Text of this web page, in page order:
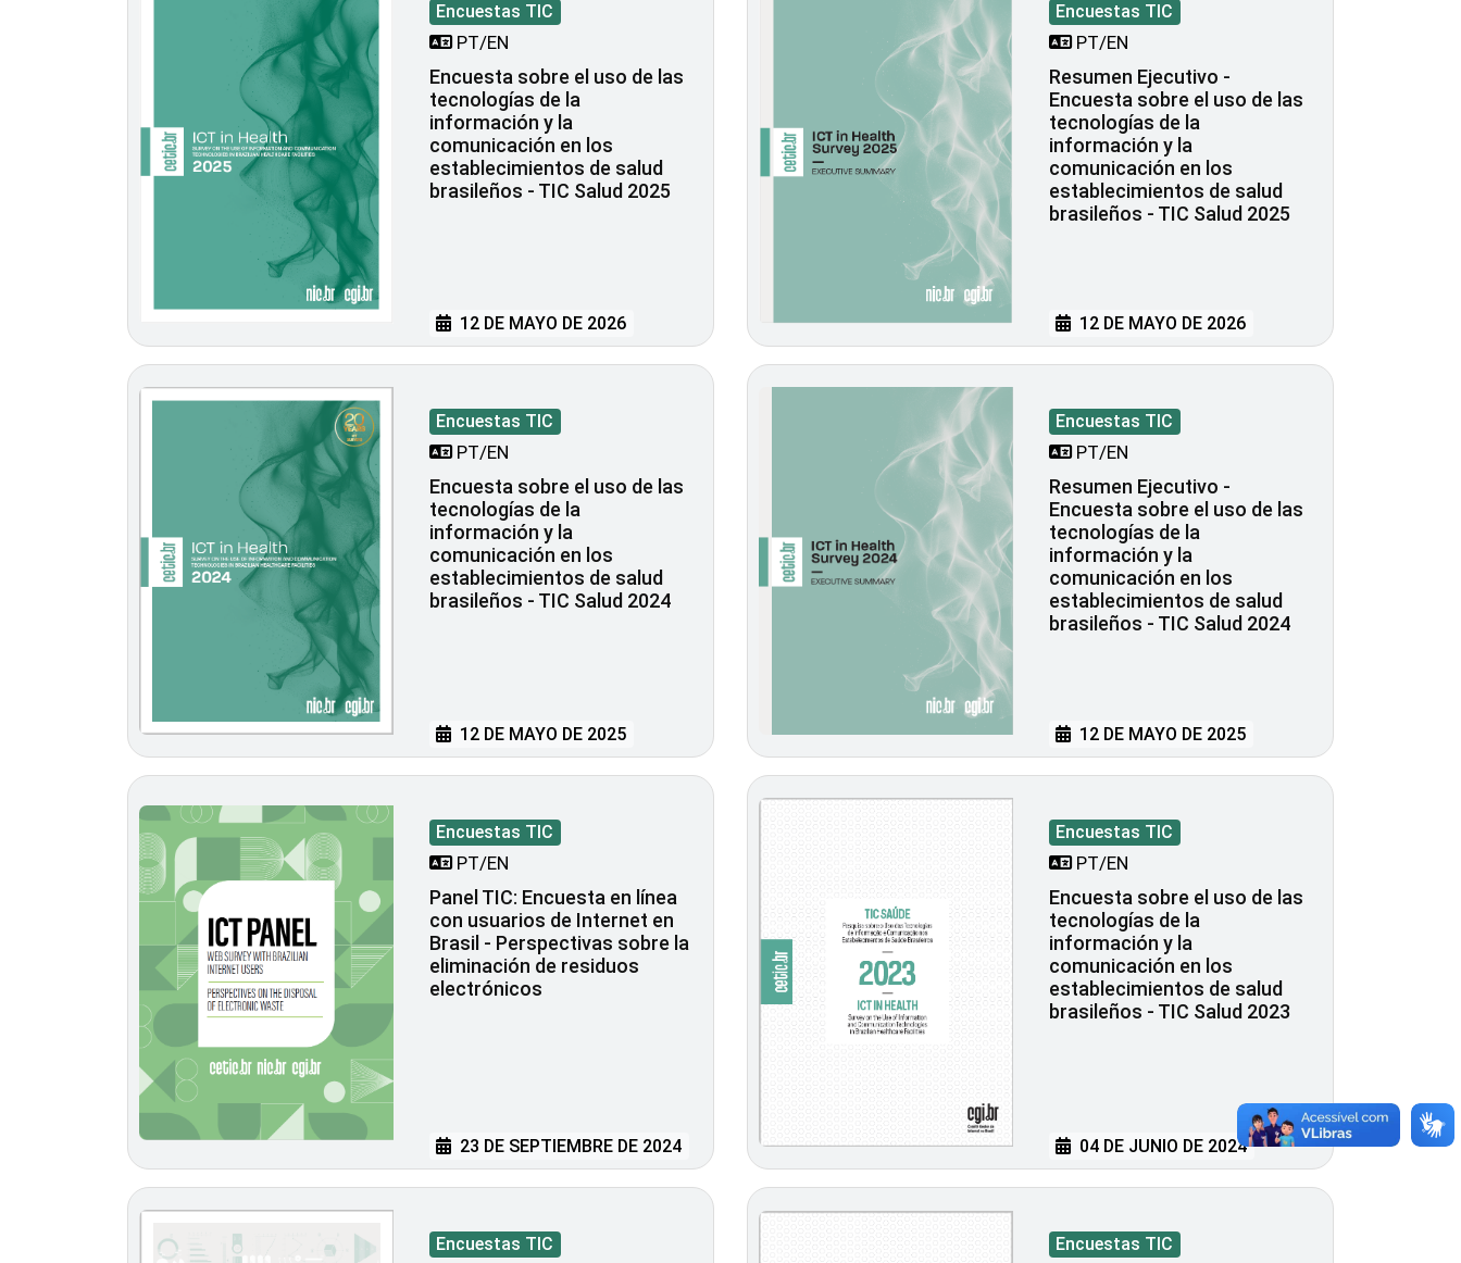
Encuestas TIC
PT/EN
Encuesta sobre el uso de las
tecnologías de la
información y la
comunicación en los
establecimientos de salud
brasileños - TIC Salud 2025
12 DE MAYO DE 2026
Encuestas TIC
PT/EN
Resumen Ejecutivo -
Encuesta sobre el uso de las
tecnologías de la
información y la
comunicación en los
establecimientos de salud
brasileños - TIC Salud 2025
12 DE MAYO DE 2026
Encuestas TIC
PT/EN
Encuesta sobre el uso de las
tecnologías de la
información y la
comunicación en los
establecimientos de salud
brasileños - TIC Salud 2024
12 DE MAYO DE 2025
Encuestas TIC
PT/EN
Resumen Ejecutivo -
Encuesta sobre el uso de las
tecnologías de la
información y la
comunicación en los
establecimientos de salud
brasileños - TIC Salud 2024
12 DE MAYO DE 2025
Encuestas TIC
PT/EN
Panel TIC: Encuesta en línea
con usuarios de Internet en
Brasil - Perspectivas sobre la
eliminación de residuos
electrónicos
23 DE SEPTIEMBRE DE 2024
Encuestas TIC
PT/EN
Encuesta sobre el uso de las
tecnologías de la
información y la
comunicación en los
establecimientos de salud
brasileños - TIC Salud 2023
04 DE JUNIO DE 2024
Encuestas TIC Encuestas TIC